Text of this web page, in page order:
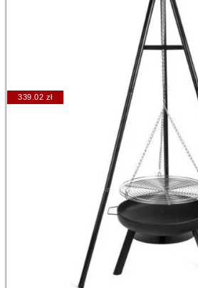
339.02 zł